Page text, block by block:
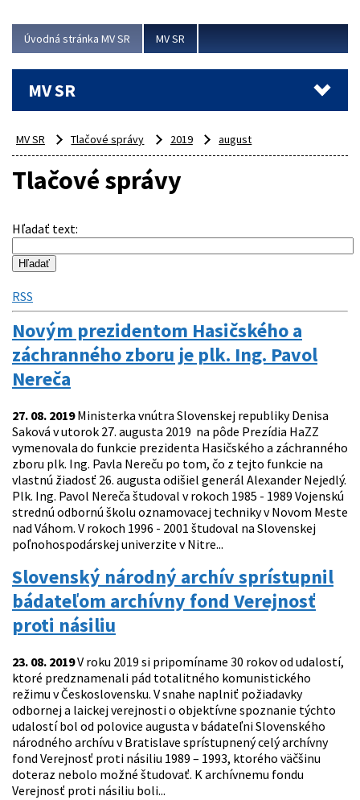
Úvodná stránka MV SR MV SR
MV SR
MV SR Tlačové správy 2019 august
Tlačové správy
Hľadať text:
RSS
Novým prezidentom Hasičského a
záchranného zboru je plk. Ing. Pavol
Nereča
27. 08. 2019Ministerka vnútra Slovenskej republiky Denisa
Saková v utorok 27. augusta 2019 na pôde Prezídia HaZZ
vymenovala do funkcie prezidenta Hasičského a záchranného
zboru plk. Ing. Pavla Nereču po tom, čo z tejto funkcie na
vlastnú žiadosť 26. augusta odišiel generál Alexander Nejedlý.
Plk. Ing. Pavol Nereča študoval v rokoch 1985 - 1989 Vojenskú
strednú odbornú školu oznamovacej techniky v Novom Meste
nad Váhom. V rokoch 1996 - 2001 študoval na Slovenskej
poľnohospodárskej univerzite v Nitre...
Slovenský národný archív sprístupnil
bádateľom archívny fond Verejnosť
proti násiliu
23. 08. 2019V roku 2019 si pripomíname 30 rokov od udalostí,
ktoré predznamenali pád totalitného komunistického
režimu v Československu. V snahe naplniť požiadavky
odbornej a laickej verejnosti o objektívne spoznanie týchto
udalostí bol od polovice augusta v bádateľni Slovenského
národného archívu v Bratislave sprístupnený celý archívny
fond Verejnosť proti násiliu 1989 – 1993, ktorého väčšinu
doteraz nebolo možné študovať. K archívnemu fondu
Verejnosť proti násiliu boli...